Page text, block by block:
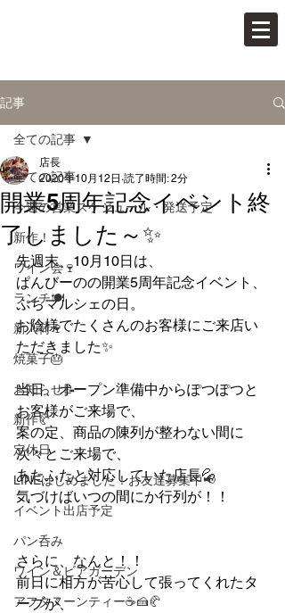
記事
全ての記事
今週の営業スケジュール・発送予定
新作！
ワイン会🍷
ランチ🍽
新入荷🍷
焼菓子🎂
お知らせ📝
新作🥐
定休日
LINEはじめました！お友達募集中📢
イベント出店予定
パン呑み
ワイン＆ビアガーデン
アフタヌーンティー☕🍰🥐
全ての記事
開業5周年記念イベント終
了しました～✨
店長
2020年10月12日 読了時間: 2分
先週末、10月10日は、
ぱんびーのの開業5周年記念イベント、
ぷちマルシェの日。
お陰様でたくさんのお客様にご来店い
ただきました✨
当日、オープン準備中からぽつぽつと
お客様がご来場で、
案の定、商品の陳列が整わない間に
次々とご来場で、
あたふたと対応していた店長💦
気づけばいつの間にか行列が！！
さらに、なんと！！
前日に相方が苦心して張ってくれたタ
ープが、